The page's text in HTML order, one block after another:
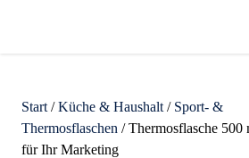
Start /Küche & Haushalt / Sport- &
Thermosflaschen / Thermosflasche
für Ihr Marketing